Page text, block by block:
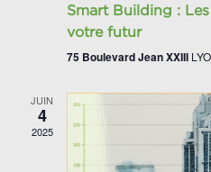
Smart Building :
votre futur
75 Boulevard Jean XXIII
JUIN
4
2025